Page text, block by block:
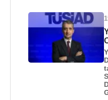
1974'te sermaye
yatırım ortaklığını
kurulan Eczacıbaşı
üyeliğini üstlendi.
'nın
,
İstanbul Festivali'ni